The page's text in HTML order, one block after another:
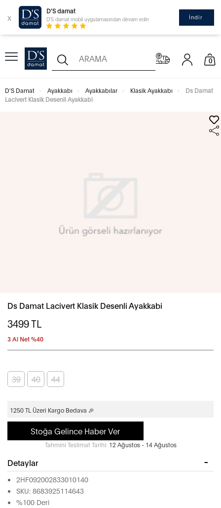
x
D'S damat
D'S damat mobil uygulamasından devam edin İndir
0
D'S Damat Ayakkabı Ayakkabılar Klasik Ayakkabı
Ds Damat
Lacivert Klasik Desenli Ayakkabi
Ds Damat Lacivert Klasik Desenli Ayakkabi
3499TL
3 Al Net %40
39 40 44
1250 TL Üzeri Kargo Bedava 🎉
Stoğa Gelince Haber Ver
Tahmini Teslimat Tarihi: 12 Ağustos - 14 Ağustos
Detaylar
2HF092002833010140
SKU: 8683925114643
%100 Deri